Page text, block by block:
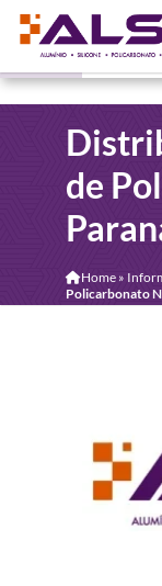
de
Home»
Policarbonato